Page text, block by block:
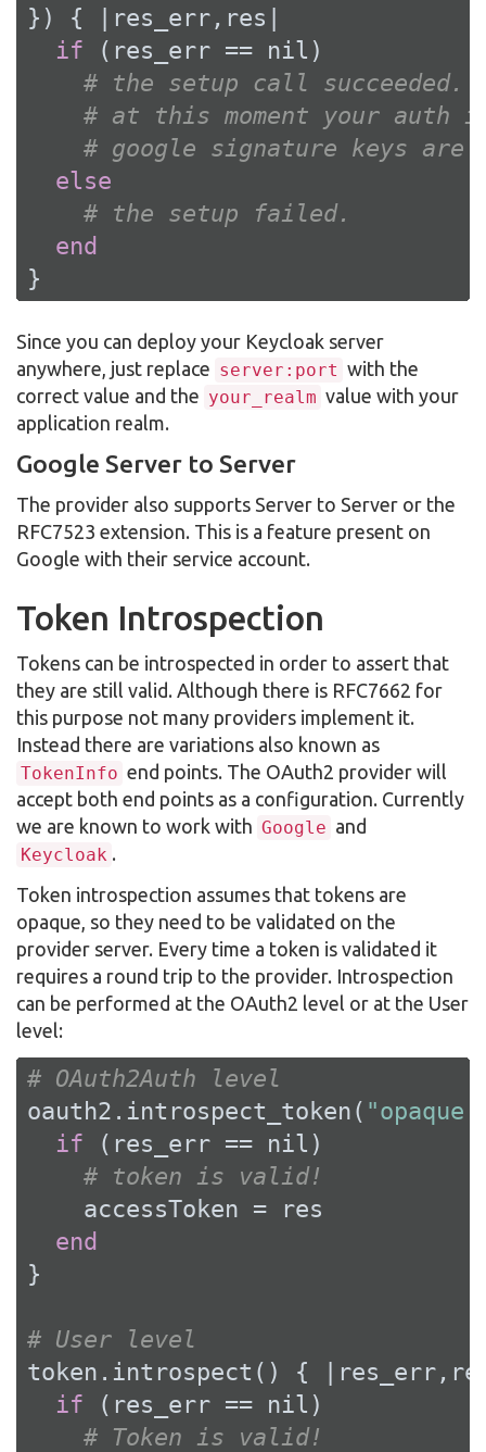
}) {
|res_err,res|
if (res_err == nil )
# the setup call succeeded.
# at this moment your auth
# google signature keys are
else
# the setup failed.
end
}
Since you can deploy your Keycloak server
anywhere, just replace server:port with the
correct value and the your_realm value with your
application realm.
Google Server to Server
The provider also supports Server to Server or the
RFC7523 extension. This is a feature present on
Google with their service account.
Token Introspection
Tokens can be introspected in order to assert that
they are still valid. Although there is RFC7662 for
this purpose not many providers implement it.
Instead there are variations also known as
TokenInfo end points. The OAuth2 provider will
accept both end points as a configuration. Currently
we are known to work with Google and
Keycloak .
Token introspection assumes that tokens are
opaque, so they need to be validated on the
provider server. Every time a token is validated it
requires a round trip to the provider. Introspection
can be performed at the OAuth2 level or at the User
level:
# OAuth2Auth level
oauth2.introspect_token(
if (res_err == nil )
# token is valid!
    accessToken = res
end
}
# User level
token.introspect() {
if (res_err == nil )
# Token is valid!